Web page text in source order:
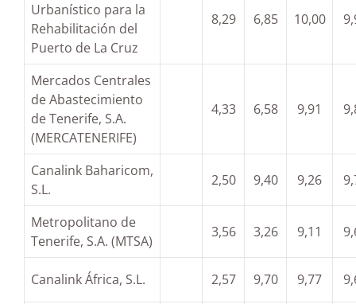
Urbanístico para la
Rehabilitación del
Puerto de La Cruz
8,29 6,85 10,00
Mercados Centrales
de Abastecimiento
de Tenerife, S.A.
(MERCATENERIFE)
4,33 6,58 9,91
Canalink Baharicom,
S.L.
2,50 9,40 9,26
Metropolitano de
Tenerife, S.A. (MTSA)
3,56 3,26 9,11
Canalink África, S.L. 2,57 9,70 9,77